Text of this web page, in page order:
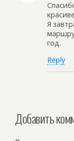
Я
год.
Reply
Добавить